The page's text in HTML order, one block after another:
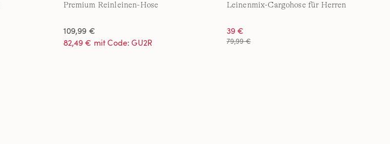
Premium Reinleinen-Hose
109,99 €
82,49 € mit Code: GU2R
Leinenmix-Cargohose für Herren
39 €
79,99 €